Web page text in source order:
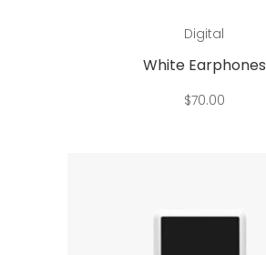
Digital
White Earphones
$70.00